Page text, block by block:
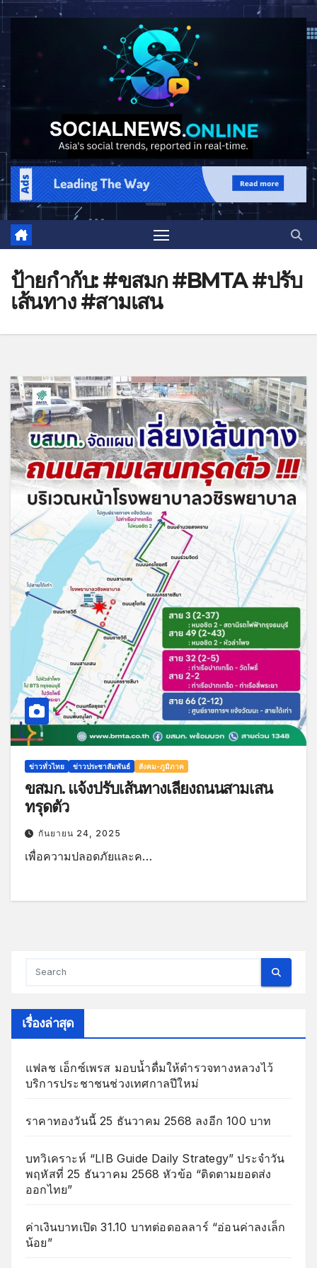
ป้ายกำกับ:#ขสมก #BMTA #ปรับ
เส้นทาง #สามเสน
ข่าวทั่วไทย ข่าวประชาสัมพันธ์ สังคม-ภูมิภาค
ขสมก. แจ้งปรับเส้นทางเลี่ยงถนนสามเสน
ทรุดตัว
กันยายน 24, 2025
เพื่อความปลอดภัยและค…
เรื่องล่าสุด
แฟลช เอ็กซ์เพรส มอบน้ำดื่มให้ตำรวจทางหลวงไว้
บริการประชาชนช่วงเทศกาลปีใหม่
ราคาทองวันนี้ 25 ธันวาคม 2568 ลงอีก 100 บาท
บทวิเคราะห์ “LIB Guide Daily Strategy” ประจำวัน
พฤหัสที่ 25 ธันวาคม 2568 หัวข้อ “ติดตามยอดส่ง
ออกไทย”
ค่าเงินบาทเปิด 31.10 บาทต่อดอลลาร์ “อ่อนค่าลงเล็ก
น้อย”